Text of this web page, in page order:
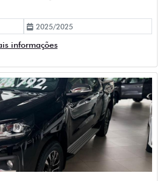
2025/2025
informações